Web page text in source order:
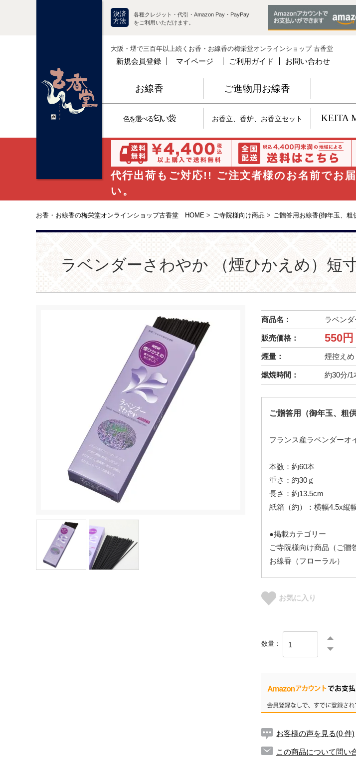
決済
方法
各種クレジット・代引・Amazon Pay・PayPay
をご利用いただけます。
大阪・堺で三百年以上続くお香・お線香の梅栄堂オンラインショップ 古香堂
新規会員登録 マイページ ご利用ガイド お問い合わせ
お線香 ご進物用お線香
色を選べる匂い袋 お香立、香炉、お香立セット KEITA
代行出荷もご対応!! ご注文者様のお名前でお
い。
お香・お線香の梅栄堂オンラインショップ古香堂 HOME > ご寺院様向け商品 > ご贈答用お線香(御年玉、粗
ラベンダーさわやか （煙ひかえめ）短
商品名： ラベン
販売価格： 550円
煙量： 煙控えめ
燃焼時間： 約30分/1
ご贈答用（御年玉、粗
フランス産ラベンダーオ
本数：約60本
重さ：約30ｇ
長さ：約13.5cm
紙箱（約）：横幅4.5x縦
●掲載カテゴリー
ご寺院様向け商品（ご贈
お線香（フローラル）
お気に入り
数量：
お客様の声を見る(0 件)
この商品について問い